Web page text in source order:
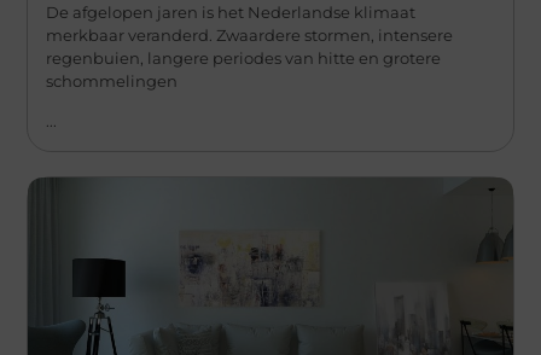
De afgelopen jaren is het Nederlandse klimaat
merkbaar veranderd. Zwaardere stormen, intensere
regenbuien, langere periodes van hitte en grotere
schommelingen
...